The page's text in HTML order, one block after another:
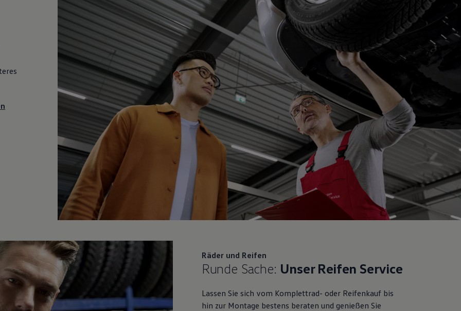
Räder und Reifen
Runde Sache: Unser Reifen Service
Lassen Sie sich vom Komplettrad- oder Reifenkauf bis
hin zur Montage bestens beraten und genießen Sie